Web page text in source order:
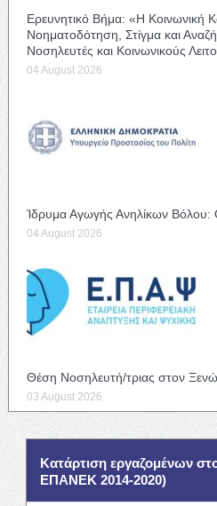
Ερευνητικό Βήμα: «Η Κοινωνική
Νοηματοδότηση, Στίγμα και
Νοσηλευτές και Κοινωνικούς
04 August 2026
Ίδρυμα Αγωγής Ανηλίκων
04 August 2026
Θέση Νοσηλευτή/τριας στον
03 August 2026
Κατάρτιση εργαζομένων
ΕΠΑΝΕΚ 2014-2020)